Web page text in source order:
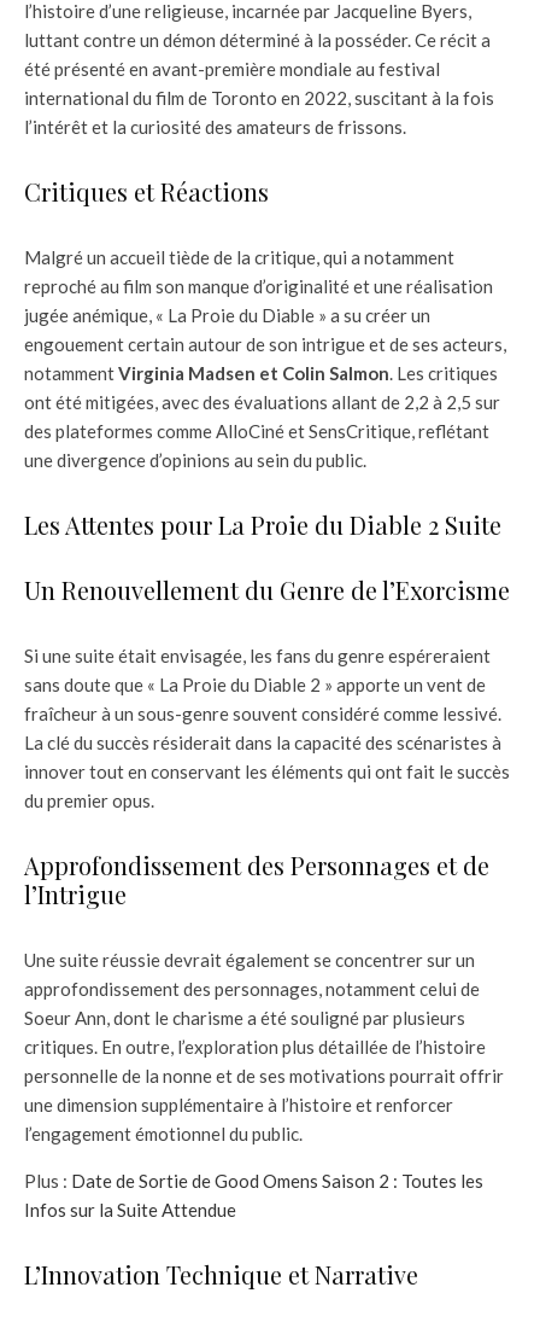
l’histoire d’une religieuse, incarnée par Jacqueline Byers,
luttant contre un démon déterminé à la posséder. Ce récit a
été présenté en avant-première mondiale au festival
international du film de Toronto en 2022, suscitant à la fois
l’intérêt et la curiosité des amateurs de frissons.
Critiques et Réactions
Malgré un accueil tiède de la critique, qui a notamment
reproché au film son manque d’originalité et une réalisation
jugée anémique, « La Proie du Diable » a su créer un
engouement certain autour de son intrigue et de ses acteurs,
notammentVirginia Madsen et Colin Salmon. Les critiques
ont été mitigées, avec des évaluations allant de 2,2 à 2,5 sur
des plateformes comme AlloCiné et SensCritique, reflétant
une divergence d’opinions au sein du public.
Les Attentes pour La Proie du Diable 2 Suite
Un Renouvellement du Genre de l’Exorcisme
Si une suite était envisagée, les fans du genre espéreraient
sans doute que « La Proie du Diable 2 » apporte un vent de
fraîcheur à un sous-genre souvent considéré comme lessivé.
La clé du succès résiderait dans la capacité des scénaristes à
innover tout en conservant les éléments qui ont fait le succès
du premier opus.
Approfondissement des Personnages et de
l’Intrigue
Une suite réussie devrait également se concentrer sur un
approfondissement des personnages, notamment celui de
Soeur Ann, dont le charisme a été souligné par plusieurs
critiques. En outre, l’exploration plus détaillée de l’histoire
personnelle de la nonne et de ses motivations pourrait offrir
une dimension supplémentaire à l’histoire et renforcer
l’engagement émotionnel du public.
Plus : Date de Sortie de Good Omens Saison 2 : Toutes les
Infos sur la Suite Attendue
L’Innovation Technique et Narrative